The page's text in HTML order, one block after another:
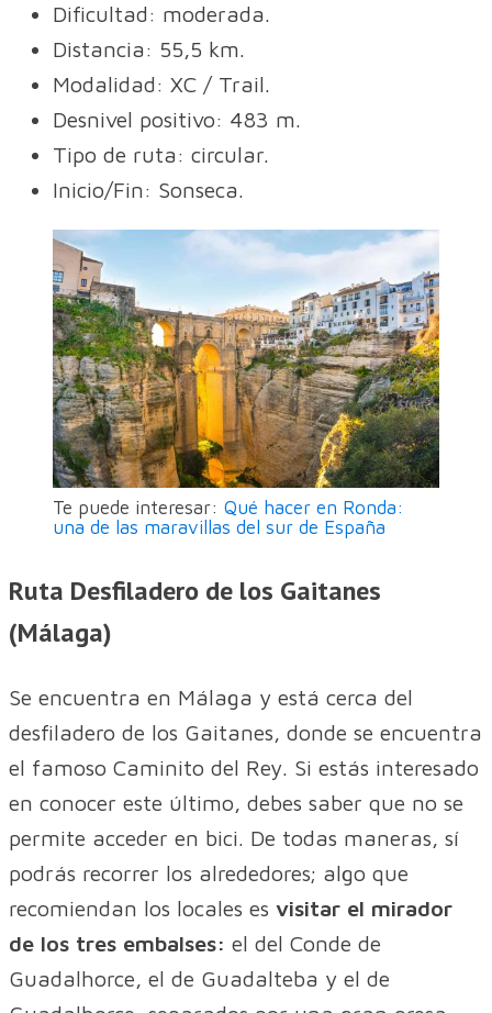
Dificultad: moderada.
Distancia: 55,5 km.
Modalidad: XC / Trail.
Desnivel positivo: 483 m.
Tipo de ruta: circular.
Inicio/Fin: Sonseca.
Te puede interesar: Qué hacer en Ronda:
una de las maravillas del sur de España
Ruta Desfiladero de los Gaitanes
(Málaga)
Se encuentra en Málaga y está cerca del
desfiladero de los Gaitanes, donde se encuentra
el famoso Caminito del Rey. Si estás interesado
en conocer este último, debes saber que no se
permite acceder en bici. De todas maneras, sí
podrás recorrer los alrededores; algo que
recomiendan los locales es visitar el mirador
de los tres embalses: el del Conde de
Guadalhorce, el de Guadalteba y el de